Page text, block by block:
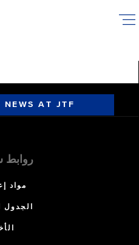
NEWS AT JTF
روابط
مواد
الجدول